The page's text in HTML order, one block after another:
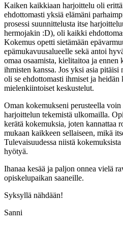
Kaiken kaikkiaan harjoittelu oli
ehdottomasti yksiä elämäni
prosessi suunnittelusta itse
hermojakin :D), oli kaikki
Kokemus opetti sietämään
epämukavuusalueelle sekä antoi
omaa osaamista, kielitaitoa ja
ihmisten kanssa. Jos yksi asia pitäisi
oli se ehdottomasti ihmiset ja heidän
mielenkiintoiset keskustelut.
Oman kokemukseni perusteella
harjoittelun tekemistä ulkomailla.
kerätä kokemuksia, joten kannattaa
mukaan kaikkeen sellaiseen, mikä
Tulevaisuudessa niistä
hyötyä.
Ihanaa kesää ja paljon onnea vielä
opiskelupaikan saaneille.
Syksyllä nähdään!
Sanni